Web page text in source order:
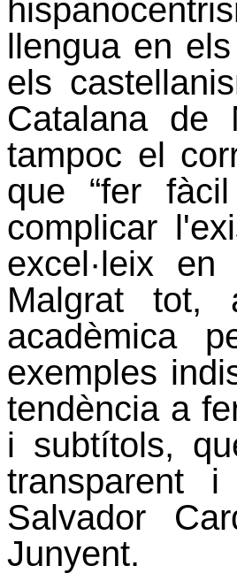
llengua en
els
Catalanade
tampoc el
que “fer
complicar
excel·leix
Malgrat tot,
acadèmica
exemples
tendència a
i subtítols,
transparent
Salvador
Junyent.